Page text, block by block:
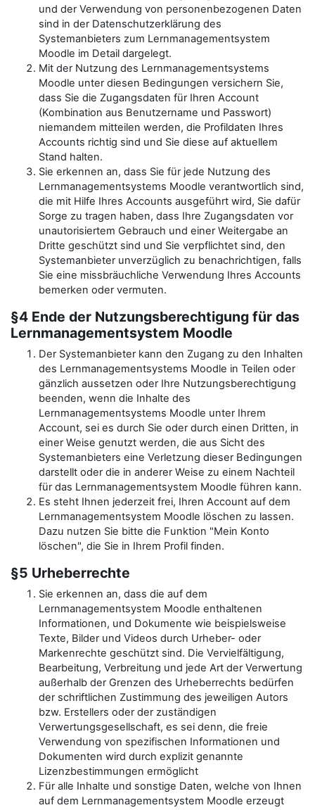
und der Verwendung von personenbezogenen Daten
sind in der Datenschutzerklärung des
Systemanbieters zum Lernmanagementsystem
Moodle im Detail dargelegt.
Mit der Nutzung des Lernmanagementsystems
Moodle unter diesen Bedingungen versichern Sie,
dass Sie die Zugangsdaten für Ihren Account
(Kombination aus Benutzername und Passwort)
niemandem mitteilen werden, die Profildaten Ihres
Accounts richtig sind und Sie diese auf aktuellem
Stand halten.
Sie erkennen an, dass Sie für jede Nutzung des
Lernmanagementsystems Moodle verantwortlich sind,
die mit Hilfe Ihres Accounts ausgeführt wird, Sie dafür
Sorge zu tragen haben, dass Ihre Zugangsdaten vor
unautorisiertem Gebrauch und einer Weitergabe an
Dritte geschützt sind und Sie verpflichtet sind, den
Systemanbieter unverzüglich zu benachrichtigen, falls
Sie eine missbräuchliche Verwendung Ihres Accounts
bemerken oder vermuten.
§4 Ende der Nutzungsberechtigung für das
Lernmanagementsystem Moodle
Der Systemanbieter kann den Zugang zu den Inhalten
des Lernmanagementsystems Moodle in Teilen oder
gänzlich aussetzen oder Ihre Nutzungsberechtigung
beenden, wenn die Inhalte des
Lernmanagementsystems Moodle unter Ihrem
Account, sei es durch Sie oder durch einen Dritten, in
einer Weise genutzt werden, die aus Sicht des
Systemanbieters eine Verletzung dieser Bedingungen
darstellt oder die in anderer Weise zu einem Nachteil
für das Lernmanagementsystem Moodle führen kann.
Es steht Ihnen jederzeit frei, Ihren Account auf dem
Lernmanagementsystem Moodle löschen zu lassen.
Dazu nutzen Sie bitte die Funktion "Mein Konto
löschen", die Sie in Ihrem Profil finden.
§5 Urheberrechte
Sie erkennen an, dass die auf dem
Lernmanagementsystem Moodle enthaltenen
Informationen, und Dokumente wie beispielsweise
Texte, Bilder und Videos durch Urheber- oder
Markenrechte geschützt sind. Die Vervielfältigung,
Bearbeitung, Verbreitung und jede Art der Verwertung
außerhalb der Grenzen des Urheberrechts bedürfen
der schriftlichen Zustimmung des jeweiligen Autors
bzw. Erstellers oder der zuständigen
Verwertungsgesellschaft, es sei denn, die freie
Verwendung von spezifischen Informationen und
Dokumenten wird durch explizit genannte
Lizenzbestimmungen ermöglicht
Für alle Inhalte und sonstige Daten, welche von Ihnen
auf dem Lernmanagementsystem Moodle erzeugt